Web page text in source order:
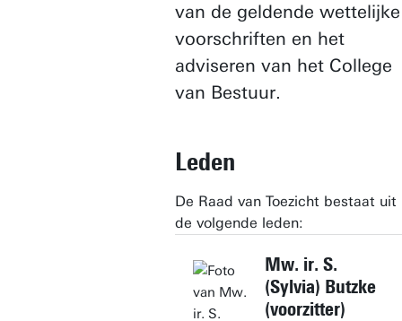
van de geldende wettelijke
voorschriften en het
adviseren van het College
van Bestuur.
Leden
De Raad van Toezicht bestaat uit
de volgende leden:
Mw. ir. S.
(Sylvia) Butzke
(voorzitter)